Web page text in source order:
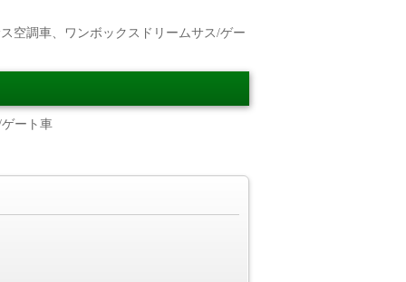
空調車、ワンボックスドリームサス/ゲー
ート車